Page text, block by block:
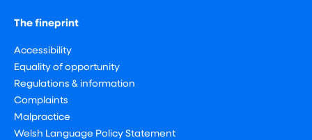
The fineprint
Accessibility
Equality of opportunity
Regulations & information
Complaints
Malpractice
Welsh Language Policy Statement